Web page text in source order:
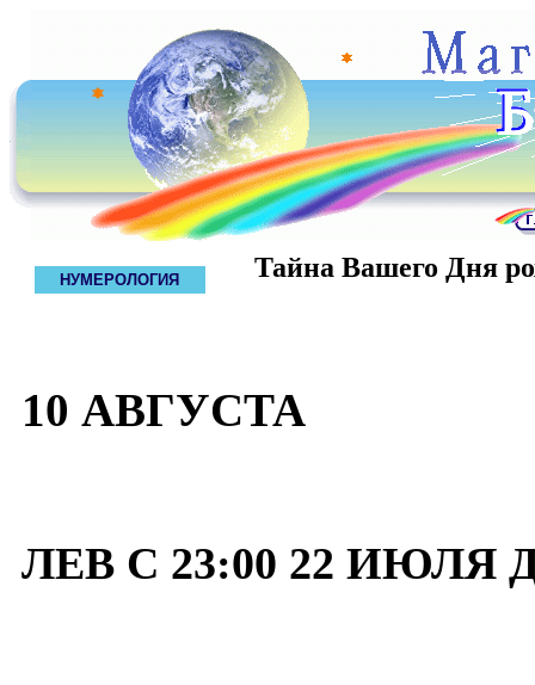
НУМЕРОЛОГИЯ Тайна Вашего Дня
10 АВГУСТА
ЛЕВ С 23:00 22 ИЮЛЯ